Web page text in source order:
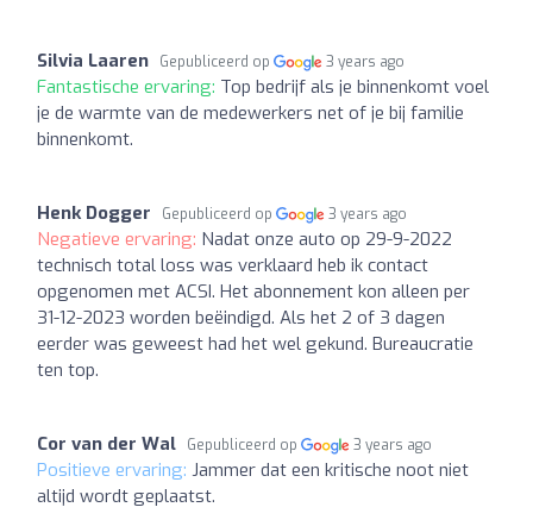
Silvia Laaren Gepubliceerd op 3 years ago
Fantastische ervaring: Top bedrijf als je binnenkomt voel
je de warmte van de medewerkers net of je bij familie
binnenkomt.
Henk Dogger Gepubliceerd op 3 years ago
Negatieve ervaring: Nadat onze auto op 29-9-2022
technisch total loss was verklaard heb ik contact
opgenomen met ACSI. Het abonnement kon alleen per
31-12-2023 worden beëindigd. Als het 2 of 3 dagen
eerder was geweest had het wel gekund. Bureaucratie
ten top.
Cor van der Wal Gepubliceerd op 3 years ago
Positieve ervaring: Jammer dat een kritische noot niet
altijd wordt geplaatst.